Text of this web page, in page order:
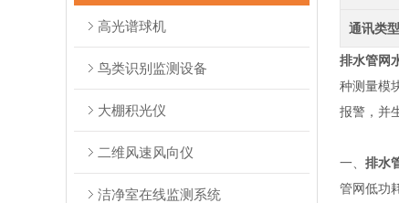
高光谱球机
鸟类识别监测设备
大棚积光仪
二维风速风向仪
洁净室在线监测系统
通讯类型
排水管网
种测量模
报警，并
一、 排水
管网低功